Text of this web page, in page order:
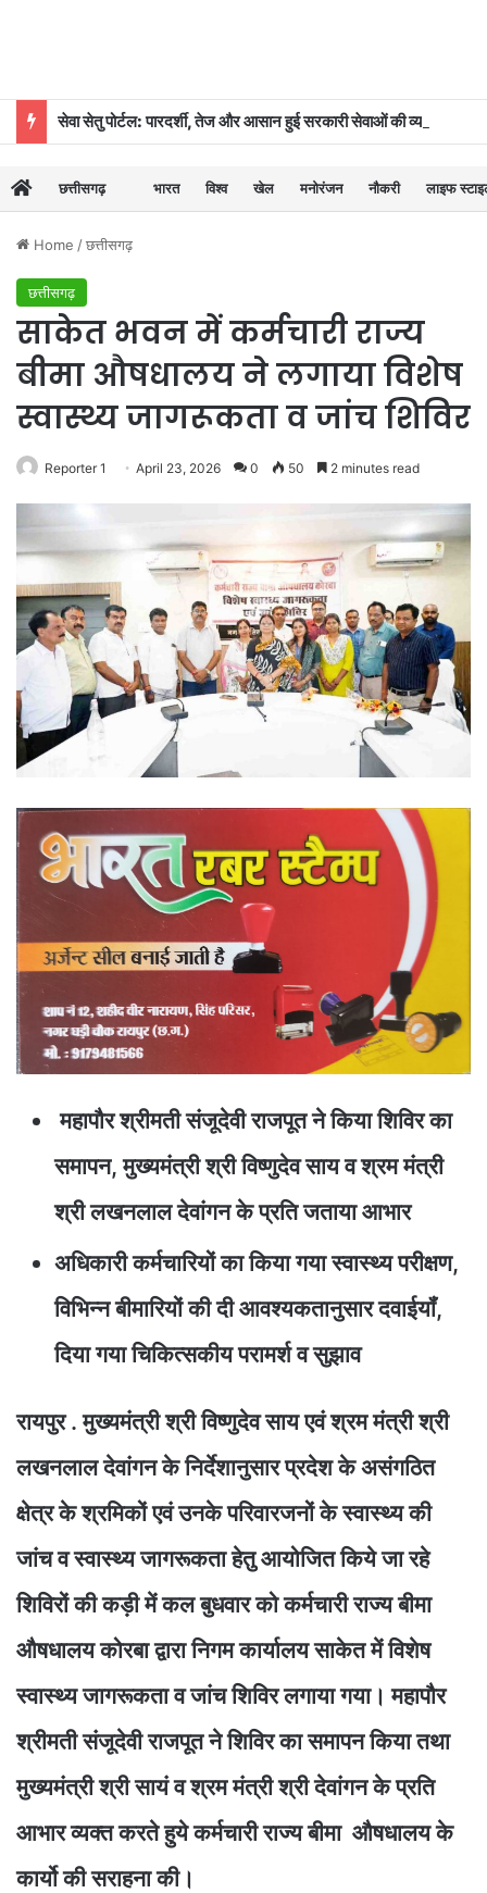
छत्तीसगढ़ भारत विश्व खेल मनोरंजन नौकरी लाइफ
Home /छत्तीसगढ़
छत्तीसगढ़
साकेत भवन में कर्मचारी राज्य
बीमा औषधालय ने लगाया विशेष
स्वास्थ्य जागरूकता व जांच शिविर
Reporter 1 April 23, 2026 0 50 2 minutes read
महापौर श्रीमती संजूदेवी राजपूत ने किया शिविर का
समापन, मुख्यमंत्री श्री विष्णुदेव साय व श्रम मंत्री
श्री लखनलाल देवांगन के प्रति जताया आभार
अधिकारी कर्मचारियों का किया गया स्वास्थ्य परीक्षण,
विभिन्न बीमारियों की दी आवश्यकतानुसार दवाईयॉं,
दिया गया चिकित्सकीय परामर्श व सुझाव
रायपुर . मुख्यमंत्री श्री विष्णुदेव साय एवं श्रम मंत्री श्री
लखनलाल देवांगन के निर्देशानुसार प्रदेश के असंगठित
क्षेत्र के श्रमिकों एवं उनके परिवारजनों के स्वास्थ्य की
जांच व स्वास्थ्य जागरूकता हेतु आयोजित किये जा रहे
शिविरों की कड़ी में कल बुधवार को कर्मचारी राज्य बीमा
औषधालय कोरबा द्वारा निगम कार्यालय साकेत में विशेष
स्वास्थ्य जागरूकता व जांच शिविर लगाया गया। महापौर
श्रीमती संजूदेवी राजपूत ने शिविर का समापन किया तथा
मुख्यमंत्री श्री सायं व श्रम मंत्री श्री देवांगन के प्रति
आभार व्यक्त करते हुये कर्मचारी राज्य बीमा औषधालय के
कार्यो की सराहना की।